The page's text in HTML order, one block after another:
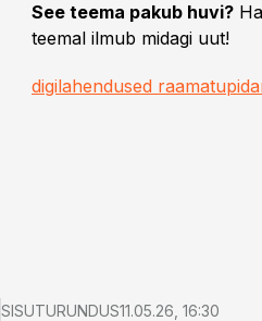
See teema pakub huvi?
teemal ilmub midagi uut!
digilahendused
SISUTURUNDUS11.05.26, 16:30